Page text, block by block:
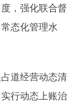
，强化联合督
态化管理水
道经营动态清
行动态上账治